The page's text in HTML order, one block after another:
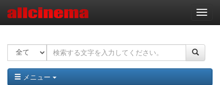
ナ
ビ
ー
ョ
ン
メニュー